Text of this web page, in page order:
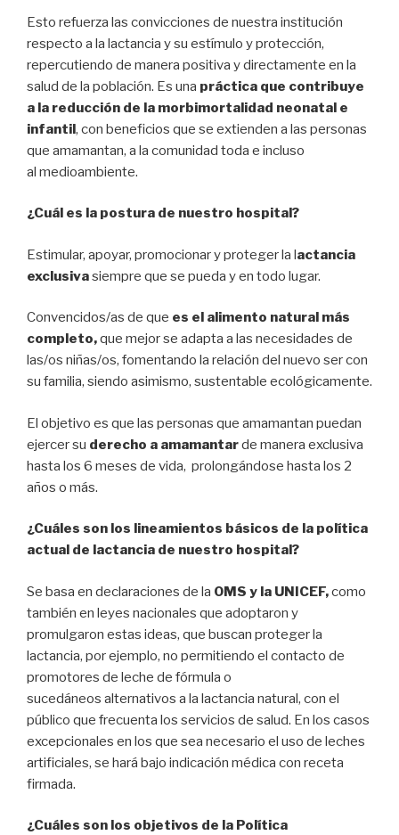
Esto refuerza las convicciones de nuestra institución
respecto a la lactancia y su estímulo y protección,
repercutiendo de manera positiva y directamente en la
salud de la población. Es una práctica que contribuye
a la reducción de la morbimortalidad neonatal e
infantil, con beneficios que se extienden a las personas
que amamantan, a la comunidad toda e incluso
al medioambiente.
¿Cuál es la postura de nuestro hospital?
Estimular, apoyar, promocionar y proteger la lactancia
exclusivasiempre que se pueda y en todo lugar.
Convencidos/as de que es el alimento natural más
completo,que mejor se adapta a las necesidades de
las/os niñas/os, fomentando la relación del nuevo ser con
su familia, siendo asimismo, sustentable ecológicamente.
El objetivo es que las personas que amamantan puedan
ejercer su derecho a amamantarde manera exclusiva
hasta los 6 meses de vida, prolongándose hasta los 2
años o más.
¿Cuáles son los lineamientos básicos de la política
actual de lactancia de nuestro hospital?
Se basa en declaraciones de la OMS y la UNICEF,como
también en leyes nacionales que adoptaron y
promulgaron estas ideas, que buscan proteger la
lactancia, por ejemplo, no permitiendo el contacto de
promotores de leche de fórmula o
sucedáneos alternativos a la lactancia natural, con el
público que frecuenta los servicios de salud. En los casos
excepcionales en los que sea necesario el uso de leches
artificiales, se hará bajo indicación médica con receta
firmada.
¿Cuáles son los objetivos de la Política